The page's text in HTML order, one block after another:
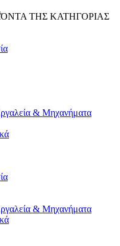
ΤΗΣ ΚΑΤΗΓΟΡΙΑΣ
& Μηχανήματα
& Μηχανήματα